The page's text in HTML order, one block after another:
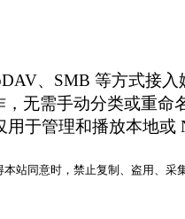
、SMB 等方式接
无需手动分类或重
于管理和播放本地
站同意时，禁止复制、盗用、